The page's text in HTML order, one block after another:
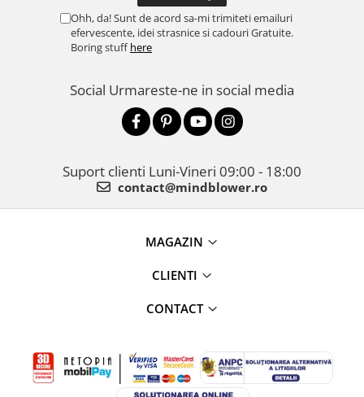
Ohh, da! Sunt de acord sa-mi trimiteti emailuri
efervescente, idei strasnice si cadouri Gratuite.
Boring stuffhere
Social Urmareste-ne in social media
Suport clienti Luni-Vineri 09:00 - 18:00
contact@mindblower.ro
MAGAZIN
CLIENTI
CONTACT